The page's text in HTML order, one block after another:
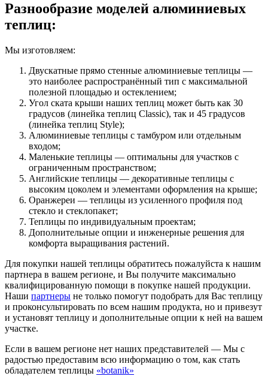
Разнообразие моделей алюминиевых
теплиц:
Мы изготовляем:
Двускатные прямо стенные алюминиевые теплицы —
это наиболее распространённый тип с максимальной
полезной площадью и остеклением;
Угол ската крыши наших теплиц может быть как 30
градусов (линейка теплиц Classic), так и 45 градусов
(линейка теплиц Style);
Алюминиевые теплицы с тамбуром или отдельным
входом;
Маленькие теплицы — оптимальны для участков с
ограниченным пространством;
Английские теплицы — декоративные теплицы с
высоким цоколем и элементами оформления на крыше;
Оранжереи — теплицы из усиленного профиля под
стекло и стеклопакет;
Теплицы по индивидуальным проектам;
Дополнительные опции и инженерные решения для
комфорта выращивания растений.
Для покупки нашей теплицы обратитесь пожалуйста к нашим
партнера в вашем регионе, и Вы получите максимально
квалифицированную помощи в покупке нашей продукции.
Наши партнеры не только помогут подобрать для Вас теплицу
и проконсультировать по всем нашим продукта, но и привезут
и установят теплицу и дополнительные опции к ней на вашем
участке.
Если в вашем регионе нет наших представителей — Мы с
радостью предоставим всю информацию о том, как стать
обладателем теплицы «botanik»